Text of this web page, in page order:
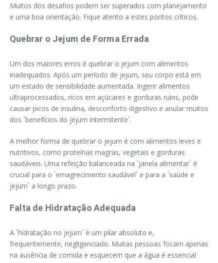
Muitos dos desafios podem ser superados com planejamento
e uma boa orientação. Fique atento a estes pontos críticos.
Quebrar o Jejum de Forma Errada
Um dos maiores erros é quebrar o jejum com alimentos
inadequados. Após um período de jejum, seu corpo está em
um estado de sensibilidade aumentada. Ingerir alimentos
ultraprocessados, ricos em açúcares e gorduras ruins, pode
causar picos de insulina, desconforto digestivo e anular muitos
dos `benefícios do jejum intermitente`.
A melhor forma de quebrar o jejum é com alimentos leves e
nutritivos, como proteínas magras, vegetais e gorduras
saudáveis. Uma refeição balanceada na `janela alimentar` é
crucial para o `emagrecimento saudável` e para a `saúde e
jejum` a longo prazo.
Falta de Hidratação Adequada
A `hidratação no jejum` é um pilar absoluto e,
frequentemente, negligenciado. Muitas pessoas focam apenas
na ausência de comida e esquecem que a água é essencial